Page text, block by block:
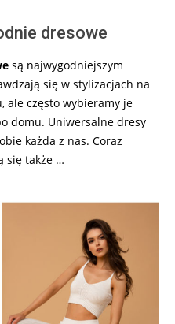
dresowe
są najwygodniejszym
się w stylizacjach na
ale często wybieramy je
domu. Uniwersalne dresy
każda z nas. Coraz
się także …